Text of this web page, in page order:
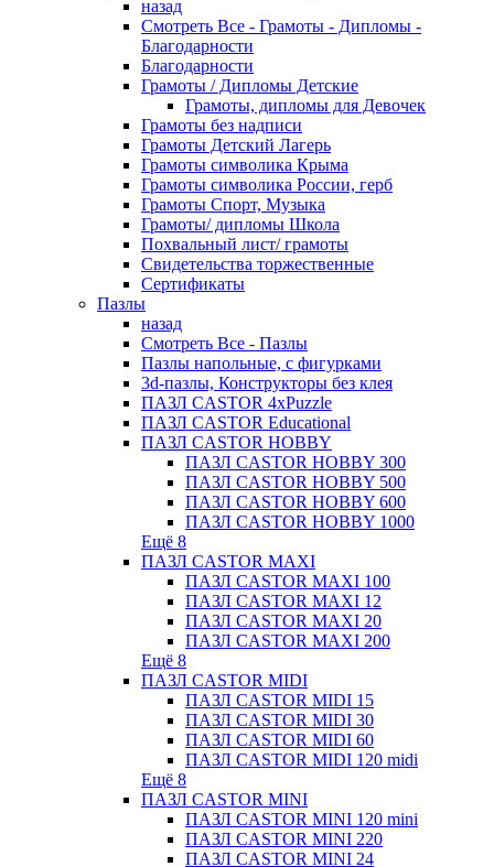
назад
Смотреть Все - Грамоты - Дипломы -
Благодарности
Благодарности
Грамоты / Дипломы Детские
Грамоты, дипломы для Девочек
Грамоты без надписи
Грамоты Детский Лагерь
Грамоты символика Крыма
Грамоты символика России, герб
Грамоты Спорт, Музыка
Грамоты/ дипломы Школа
Похвальный лист/ грамоты
Свидетельства торжественные
Сертификаты
Пазлы
назад
Смотреть Все - Пазлы
Пазлы напольные, с фигурками
3d-пазлы, Конструкторы без клея
ПАЗЛ CASTOR 4xPuzzle
ПАЗЛ CASTOR Educational
ПАЗЛ CASTOR HOBBY
ПАЗЛ CASTOR HOBBY 300
ПАЗЛ CASTOR HOBBY 500
ПАЗЛ CASTOR HOBBY 600
ПАЗЛ CASTOR HOBBY 1000
Ещё 8
ПАЗЛ CASTOR MAXI
ПАЗЛ CASTOR MAXI 100
ПАЗЛ CASTOR MAXI 12
ПАЗЛ CASTOR MAXI 20
ПАЗЛ CASTOR MAXI 200
Ещё 8
ПАЗЛ CASTOR MIDI
ПАЗЛ CASTOR MIDI 15
ПАЗЛ CASTOR MIDI 30
ПАЗЛ CASTOR MIDI 60
ПАЗЛ CASTOR MIDI 120 midi
Ещё 8
ПАЗЛ CASTOR MINI
ПАЗЛ CASTOR MINI 120 mini
ПАЗЛ CASTOR MINI 220
ПАЗЛ CASTOR MINI 24